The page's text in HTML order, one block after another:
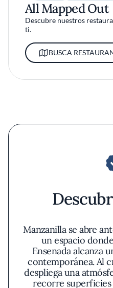
All Mapped Out
Descubre nuestros
ti.
BUSCA
Manzanilla se abre
un espacio
Ensenada alcanza
contemporánea. Al
despliega una
recorre superficies